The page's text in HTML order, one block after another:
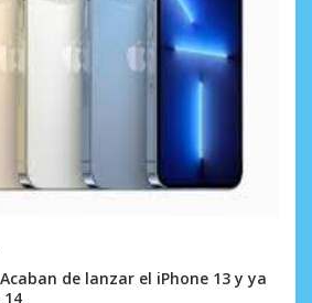
de lanzar el iPhone 13 y ya